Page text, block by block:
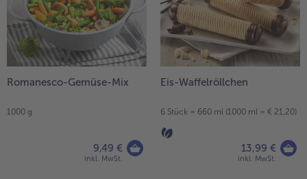
Romanesco-Gemüse-Mix
1000 g
9,49 €
inkl. MwSt.
Eis-Waffelröllchen
6 Stück = 660 ml (1000 ml = € 21,20)
13,99 €
inkl. MwSt.